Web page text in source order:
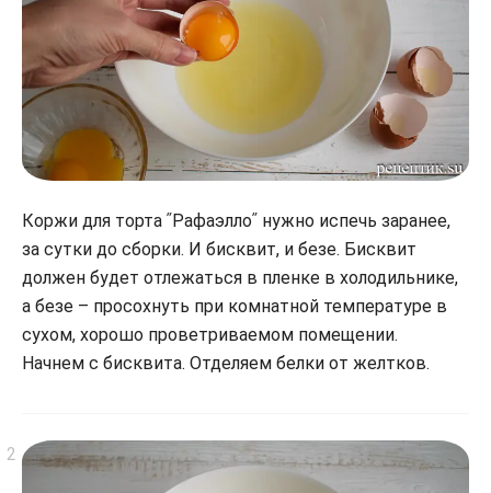
Коржи для торта ʺРафаэллоʺ нужно испечь заранее,
за сутки до сборки. И бисквит, и безе. Бисквит
должен будет отлежаться в пленке в холодильнике,
а безе – просохнуть при комнатной температуре в
сухом, хорошо проветриваемом помещении.
Начнем с бисквита. Отделяем белки от желтков.